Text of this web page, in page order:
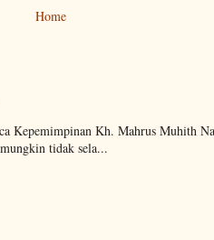
Home
Kepemimpinan Kh. Mahrus Muhith
tidak sela...